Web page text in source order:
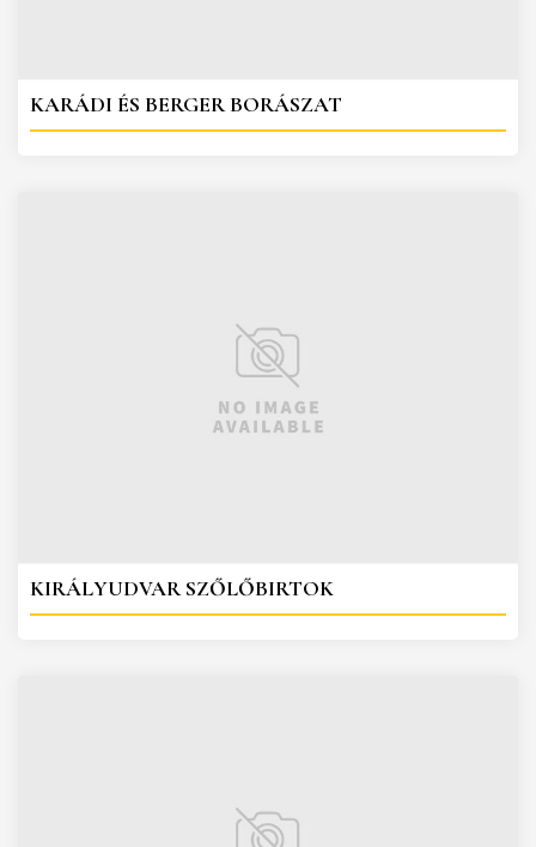
KARÁDI ÉS BERGER BORÁSZAT
KIRÁLYUDVAR SZŐLŐBIRTOK